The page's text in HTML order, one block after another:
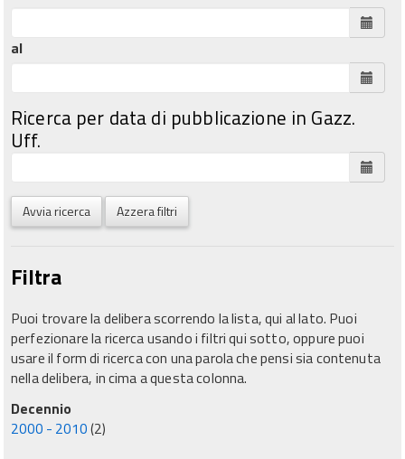
al
Ricerca per data di pubblicazione in Gazz.
Uff.
Avvia ricerca Azzera filtri
Filtra
Puoi trovare la delibera scorrendo la lista, qui al lato. Puoi
perfezionare la ricerca usando i filtri qui sotto, oppure puoi
usare il form di ricerca con una parola che pensi sia contenuta
nella delibera, in cima a questa colonna.
Decennio
2000 - 2010(2)